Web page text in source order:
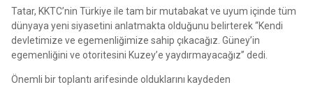
Tatar, KKTC’nin Türkiye ile tam bir mutabakat ve uyum içinde tüm
dünyaya yeni siyasetini anlatmakta olduğunu belirterek “Kendi
devletimize ve egemenliğimize sahip çıkacağız. Güney’in
egemenliğini ve otoritesini Kuzey’e yaydırmayacağız” dedi.
Önemli bir toplantı arifesinde olduklarını kaydeden